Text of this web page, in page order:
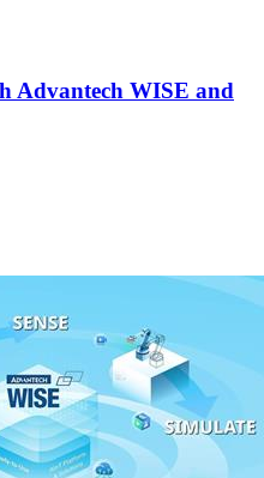
Advantech WISE and